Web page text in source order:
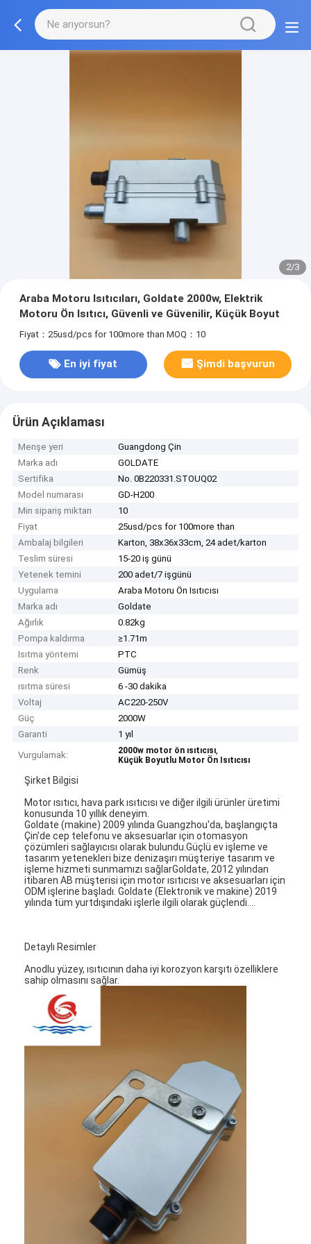
2/3
Araba Motoru Isıtıcıları, Goldate 2000w, Elektrik
Motoru Ön Isıtıcı, Güvenli ve Güvenilir, Küçük Boyut
Fiyat：25usd/pcs for 100more than MOQ：10
En iyi fiyat Şimdi başvurun
Ürün Açıklaması
Menşe yeri
Guangdong Çin
Marka adı
GOLDATE
Sertifika
No. 0B220331.STOUQ02
Model numarası
GD-H200
Min sipariş miktarı
10
Fiyat
25usd/pcs for 100more than
Ambalaj bilgileri
Karton, 38x36x33cm, 24 adet/karton
Teslim süresi
15-20 iş günü
Yetenek temini
200 adet/7 işgünü
Uygulama
Araba Motoru Ön Isıtıcısı
Marka adı
Goldate
Ağırlık
0.82kg
Pompa kaldırma
≥1.71m
Isıtma yöntemi
PTC
Renk
Gümüş
ısıtma süresi
6 -30 dakika
Voltaj
AC220-250V
Güç
2000W
Garanti
1 yıl
Vurgulamak:
2000w motor ön ısıtıcısı,
Küçük Boyutlu Motor Ön Isıtıcısı
Şirket Bilgisi
Motor ısıtıcı, hava park ısıtıcısı ve diğer ilgili ürünler üretimi
konusunda 10 yıllık deneyim.
Goldate (makine) 2009 yılında Guangzhou'da, başlangıçta
Çin'de cep telefonu ve aksesuarlar için otomasyon
çözümleri sağlayıcısı olarak bulundu.Güçlü ev işleme ve
tasarım yetenekleri bize denizaşırı müşteriye tasarım ve
işleme hizmeti sunmamızı sağlarGoldate, 2012 yılından
itibaren AB müşterisi için motor ısıtıcısı ve aksesuarları için
ODM işlerine başladı. Goldate (Elektronik ve makine) 2019
yılında tüm yurtdışındaki işlerle ilgili olarak güçlendi....
Detaylı Resimler
Anodlu yüzey, ısıtıcının daha iyi korozyon karşıtı özelliklere
sahip olmasını sağlar.